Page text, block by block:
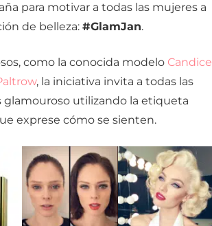
para motivar a todas las mujeres a
de belleza: #GlamJan.
como la conocida modelo Candice
, la iniciativa invita a todas las
glamouroso utilizando la etiqueta
exprese cómo se sienten.